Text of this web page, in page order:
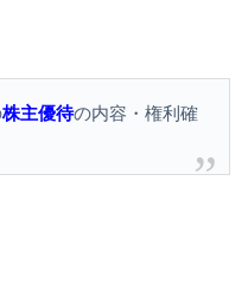
株主優待の内容・権利確